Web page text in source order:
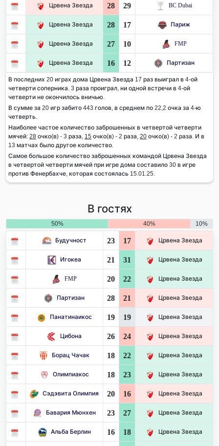
Црвена Звезда 28 29 BC Dubai
Црвена Звезда 28 17 Париж
Црвена Звезда 27 10 FMP
Црвена Звезда 16 12 Партизан
В последних 20 играх дома Црвена Звезда 17 раз выиграл в 4-ой
четверти соперника. 3 раза проиграл, ни одной встречи в 4-ой
четверти не окончилось вничью.
В сумме за 20 игр забито 443 голов, в среднем по 22,2 очка за 4-ю
четверть.
Наиболее частое количество заброшенных в четвертой четверти
мячей: 28 очко(в) - 3 раза, 15 очко(в) - 2 раза, 20 очко(в) - 2 раза. И в
13 матчах было другое количество.
Самое большое количество заброшенных командой Црвена Звезда
в четвертой четверти мячей при игре дома составило 30 в игре
против Фенербахче, которая состоялась 15.01.25.
В гостях
50% 40% 10%
Будучност 23 17 Црвена Звезда
Игокеа 21 31 Црвена Звезда
FMP 20 22 Црвена Звезда
Партизан 28 21 Црвена Звезда
Панатинаикос 19 19 Црвена Звезда
Цибона 26 24 Црвена Звезда
Борац Чачак 18 22 Црвена Звезда
Олимпиакос 18 23 Црвена Звезда
Сэдэвита Олимпия 20 16 Црвена Звезда
Бавария Мюнхен 23 27 Црвена Звезда
Альба Берлин 16 18 Црвена Звезда